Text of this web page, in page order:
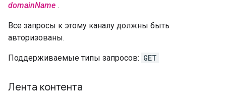
domainName .
Все запросы к этому каналу должны быть
авторизованы.
Поддерживаемые типы запросов: GET
Лента контента